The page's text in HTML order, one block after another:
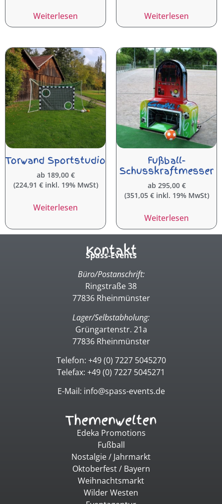
Weiterlesen Weiterlesen
Torwand Sportstudio
ab 189,00 €
(224,91 €inkl. 19% MwSt)
Weiterlesen
Fußball-
Schusskraftmesser
ab 295,00 €
(351,05 €inkl. 19% MwSt)
Weiterlesen
Kontakt
Spass-Events
Büro/Postanschrift:
Ringstraße 38
77836 Rheinmünster
Lager/Selbstabholung:
Grüngartenstr. 21a
77836 Rheinmünster
Telefon: +49 (0) 7227 5045270
Telefax: +49 (0) 7227 5045271
E-Mail: info@spass-events.de
Themenwelten
Edeka Promotions
Fußball
Nostalgie / Jahrmarkt
Oktoberfest / Bayern
Weihnachtsmarkt
Wilder Westen